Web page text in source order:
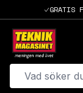
GRATIS